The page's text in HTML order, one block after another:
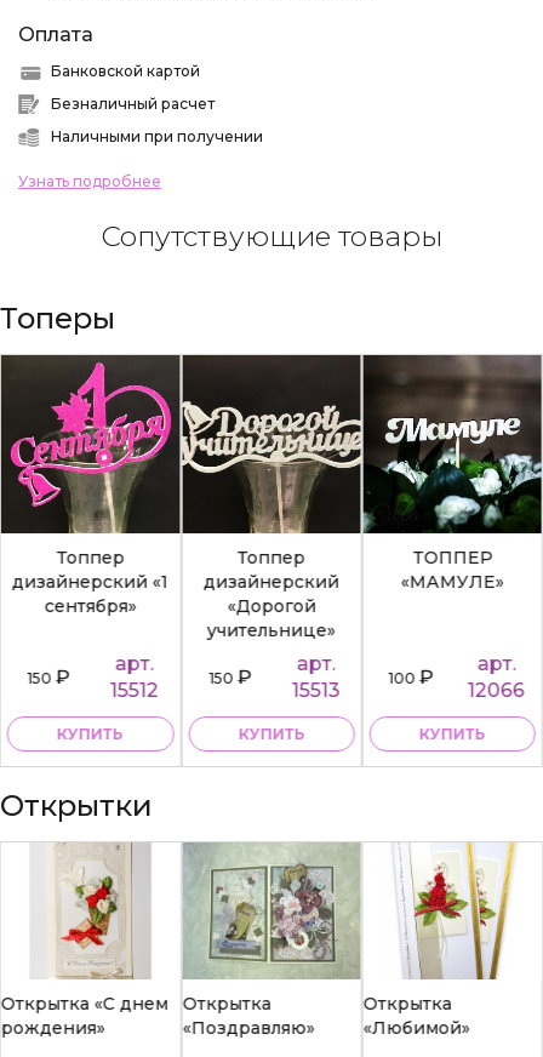
Оплата
Банковской картой
Безналичный расчет
Наличными при получении
Узнать подробнее
Сопутствующие товары
Топеры
Топпер
дизайнерский «1
сентября»
150₽
арт.
15512
КУПИТЬ
Топпер
дизайнерский
«Дорогой
учительнице»
150₽
арт.
15513
КУПИТЬ
ТОППЕР
«МАМУЛЕ»
100₽
арт.
12066
КУПИТЬ
Открытки
Открытка «С днем
рождения»
Открытка
«Поздравляю»
Открытка
«Любимой»